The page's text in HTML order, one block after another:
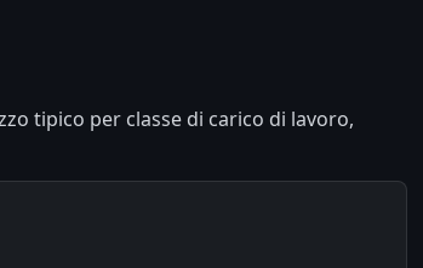
tipico per classe di carico di lavoro,